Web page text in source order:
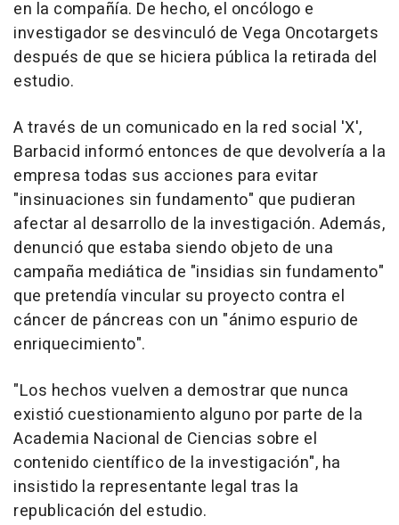
en la compañía. De hecho, el oncólogo e
investigador se desvinculó de Vega Oncotargets
después de que se hiciera pública la retirada del
estudio.
A través de un comunicado en la red social 'X',
Barbacid informó entonces de que devolvería a la
empresa todas sus acciones para evitar
"insinuaciones sin fundamento" que pudieran
afectar al desarrollo de la investigación. Además,
denunció que estaba siendo objeto de una
campaña mediática de "insidias sin fundamento"
que pretendía vincular su proyecto contra el
cáncer de páncreas con un "ánimo espurio de
enriquecimiento".
"Los hechos vuelven a demostrar que nunca
existió cuestionamiento alguno por parte de la
Academia Nacional de Ciencias sobre el
contenido científico de la investigación", ha
insistido la representante legal tras la
republicación del estudio.